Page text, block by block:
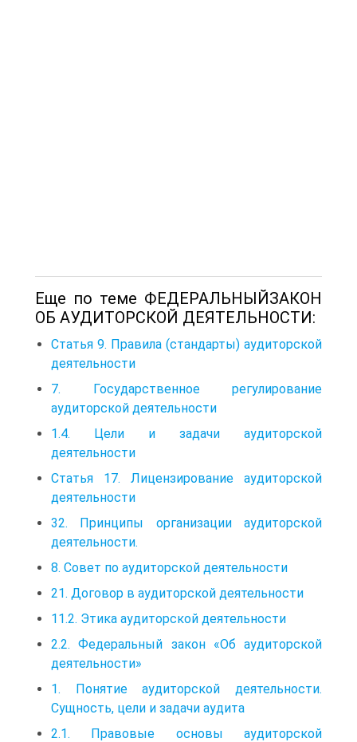
Еще по теме ФЕДЕРАЛЬНЫЙЗАКОН
ОБ АУДИТОРСКОЙ ДЕЯТЕЛЬНОСТИ:
Статья 9. Правила (стандарты) аудиторской
деятельности
7. Государственное регулирование
аудиторской деятельности
1.4. Цели и задачи аудиторской
деятельности
Статья 17. Лицензирование аудиторской
деятельности
32. Принципы организации аудиторской
деятельности.
8. Совет по аудиторской деятельности
21. Договор в аудиторской деятельности
11.2. Этика аудиторской деятельности
2.2. Федеральный закон «Об аудиторской
деятельности»
1. Понятие аудиторской деятельности.
Сущность, цели и задачи аудита
2.1. Правовые основы аудиторской